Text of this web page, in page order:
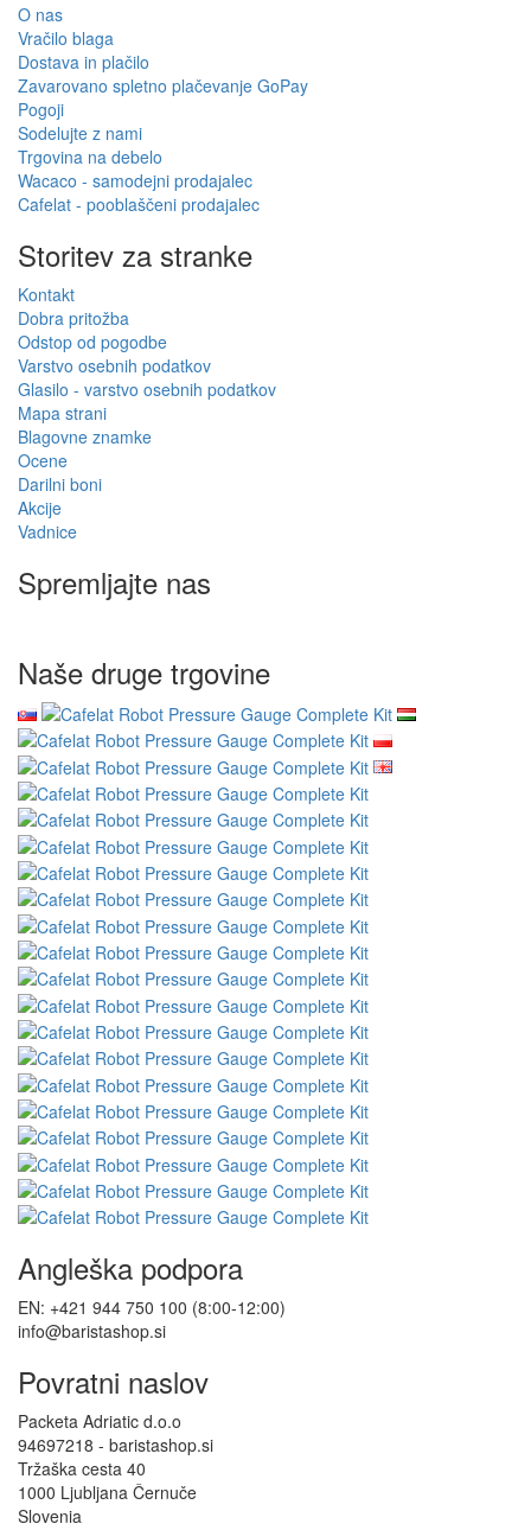
O nas
Vračilo blaga
Dostava in plačilo
Zavarovano spletno plačevanje GoPay
Pogoji
Sodelujte z nami
Trgovina na debelo
Wacaco - samodejni prodajalec
Cafelat - pooblaščeni prodajalec
Storitev za stranke
Kontakt
Dobra pritožba
Odstop od pogodbe
Varstvo osebnih podatkov
Glasilo - varstvo osebnih podatkov
Mapa strani
Blagovne znamke
Ocene
Darilni boni
Akcije
Vadnice
Spremljajte nas
Naše druge trgovine
Angleška podpora
EN: +421 944 750 100 (8:00-12:00)
info@baristashop.si
Povratni naslov
Packeta Adriatic d.o.o
94697218 - baristashop.si
Tržaška cesta 40
1000 Ljubljana Černuče
Slovenia